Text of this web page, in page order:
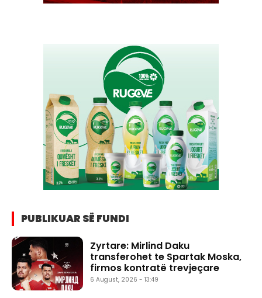
PUBLIKUAR SË FUNDI
Zyrtare: Mirlind Daku
transferohet te Spartak Moska,
firmos kontratë trevjeçare
6 August, 2026 - 13:49